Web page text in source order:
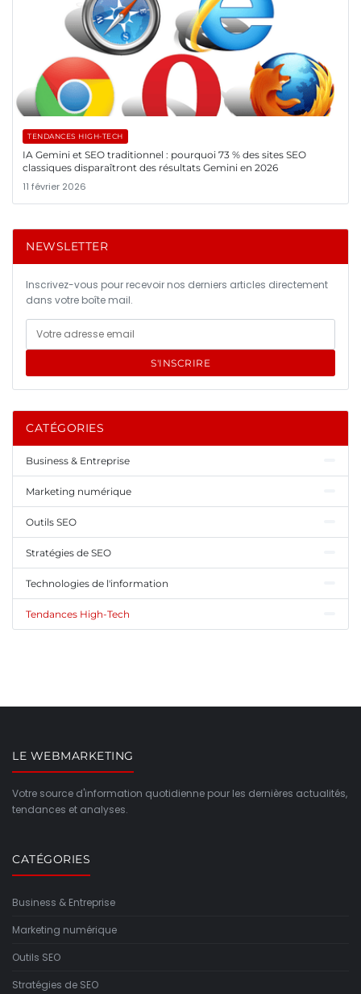
TENDANCES HIGH-TECH
IA Gemini et SEO traditionnel : pourquoi 73 % des sites SEO
classiques disparaîtront des résultats Gemini en 2026
11 février 2026
NEWSLETTER
Inscrivez-vous pour recevoir nos derniers articles directement
dans votre boîte mail.
S'INSCRIRE
CATÉGORIES
Business & Entreprise
Marketing numérique
Outils SEO
Stratégies de SEO
Technologies de l'information
Tendances High-Tech
LE WEBMARKETING
Votre source d'information quotidienne pour les dernières actualités,
tendances et analyses.
CATÉGORIES
Business & Entreprise
Marketing numérique
Outils SEO
Stratégies de SEO